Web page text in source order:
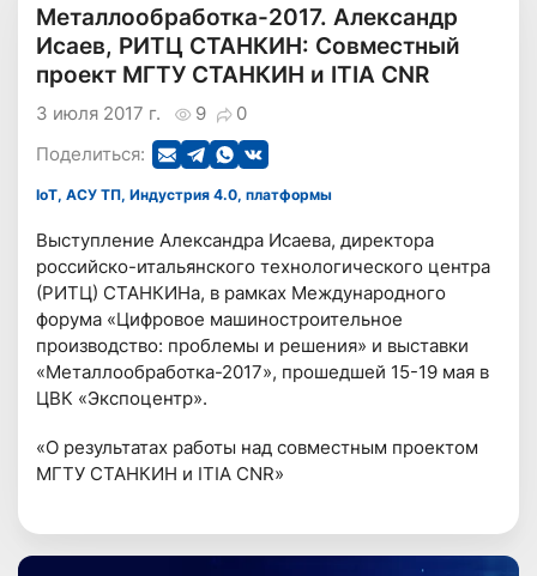
Металлообработка-2017. Александр
Исаев, РИТЦ СТАНКИН: Совместный
проект МГТУ СТАНКИН и ITIA CNR
9 0
3 июля 2017 г.
Поделиться:
IoT, АСУ ТП, Индустрия 4.0, платформы
Выступление Александра Исаева, директора
российско-итальянского технологического центра
(РИТЦ) СТАНКИНа, в рамках Международного
форума «Цифровое машиностроительное
производство: проблемы и решения» и выставки
«Металлообработка-2017», прошедшей 15-19 мая в
ЦВК «Экспоцентр».
«О результатах работы над совместным проектом
МГТУ СТАНКИН и ITIA CNR»